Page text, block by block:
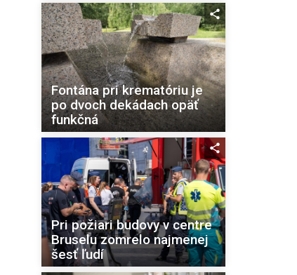
Fontána pri krematóriu je
po dvoch dekádach opäť
funkčná
Pri požiari budovy v centre
Bruselu zomrelo najmenej
šesť ľudí